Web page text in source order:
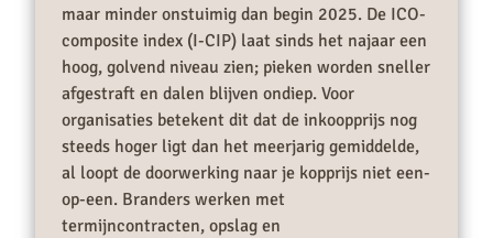
maar minder onstuimig dan begin 2025. De ICO-
composite index (I-CIP) laat sinds het najaar een
hoog, golvend niveau zien; pieken worden sneller
afgestraft en dalen blijven ondiep. Voor
organisaties betekent dit dat de inkoopprijs nog
steeds hoger ligt dan het meerjarig gemiddelde,
al loopt de doorwerking naar je kopprijs niet een-
op-een. Branders werken met
termijncontracten, opslag en